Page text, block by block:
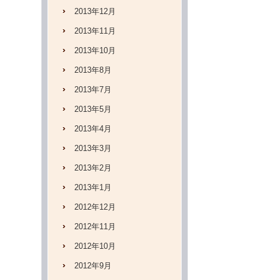
2013年12月
2013年11月
2013年10月
2013年8月
2013年7月
2013年5月
2013年4月
2013年3月
2013年2月
2013年1月
2012年12月
2012年11月
2012年10月
2012年9月